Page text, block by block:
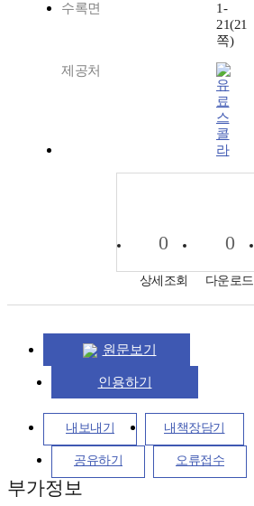
수록면
1-
21(21
쪽)
제공처
스
콜
라
0
상세조회
0
다운로드
원문보기
인용하기
내보내기 내책장담기
공유하기 오류접수
부가정보